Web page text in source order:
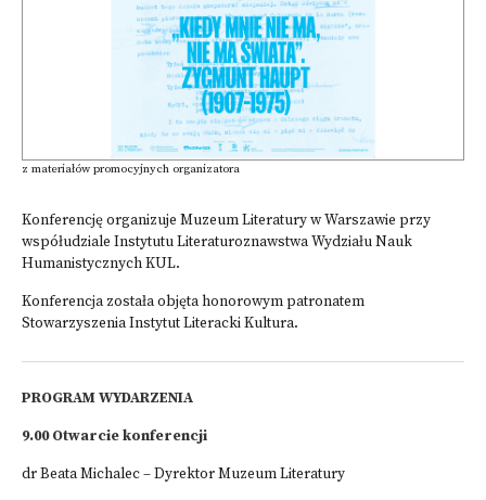
z materiałów promocyjnych organizatora
Konferencję organizuje Muzeum Literatury w Warszawie przy
współudziale Instytutu Literaturoznawstwa Wydziału Nauk
Humanistycznych KUL.
Konferencja została objęta honorowym patronatem
Stowarzyszenia Instytut Literacki Kultura.
PROGRAM WYDARZENIA
9.00 Otwarcie konferencji
dr Beata Michalec – Dyrektor Muzeum Literatury